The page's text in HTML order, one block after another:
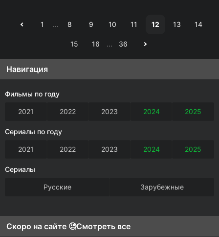
1 ... 8 9 10 11 12 13 14
15 16 ... 36
Навигация
Фильмы по году
2021 2022 2023 2024 2025
Сериалы по году
2021 2022 2023 2024 2025
Сериалы
Русские Зарубежные
Скоро на сайте 🧐Смотреть все